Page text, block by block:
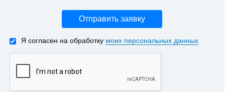
Отправить заявку
Я согласен на обработку моих персональных данных